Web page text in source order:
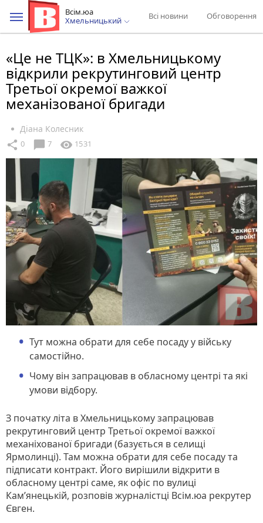
Всім.юа
Хмельницький
Всі новини Обговорення
«Це не ТЦК»: в Хмельницькому
відкрили рекрутинговий центр
Третьої окремої важкої
механізованої бригади
Діана Колесник
share 0 chat_bubble 7 visibility 1531
Тут можна обрати для себе посаду у війську
самостійно.
Чому він запрацював в обласному центрі та які
умови відбору.
З початку літа в Хмельницькому запрацював
рекрутинговий центр Третьої окремої важкої
механіхованої бригади (базується в селищі
Ярмолинці). Там можна обрати для себе посаду та
підписати контракт. Його вирішили відкрити в
обласному центрі саме, як офіс по вулиці
Кам’янецькій, розповів журналістці Всім.юа рекрутер
Євген.